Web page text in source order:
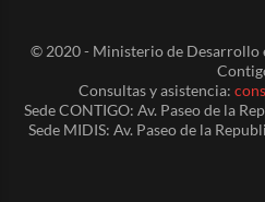
© 2020 - Ministerio de Desarrollo
Consultas y asistencia:
Sede CONTIGO: Av. Paseo de la
Sede MIDIS: Av. Paseo de la